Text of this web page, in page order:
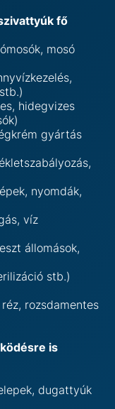
fő
mosó
hidegvizes
gyártás
nyomdák,
víz
állomások,
stb.)
réz, rozsdamentes
is
dugattyúk